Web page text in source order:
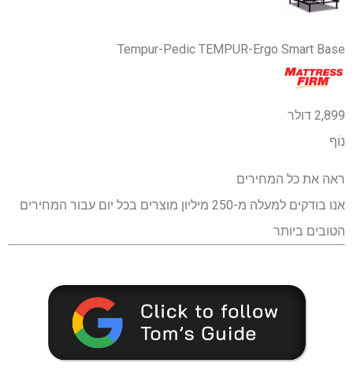
Tempur-Pedic TEMPUR-Ergo Smart Base
2,899 דולר
נוֹף
ראה את כל המחירים
אנו בודקים למעלה מ-250 מיליון מוצרים בכל יום עבור המחירים
הטובים ביותר